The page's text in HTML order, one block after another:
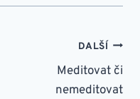
DALŠÍ
Meditovat či
nemeditovat